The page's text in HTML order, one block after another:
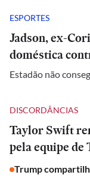
ESPORTES
Jadson, ex-
doméstica
Estadão não
DISCORDÂNCIAS
Taylor Swift
pela equipe de
Trump